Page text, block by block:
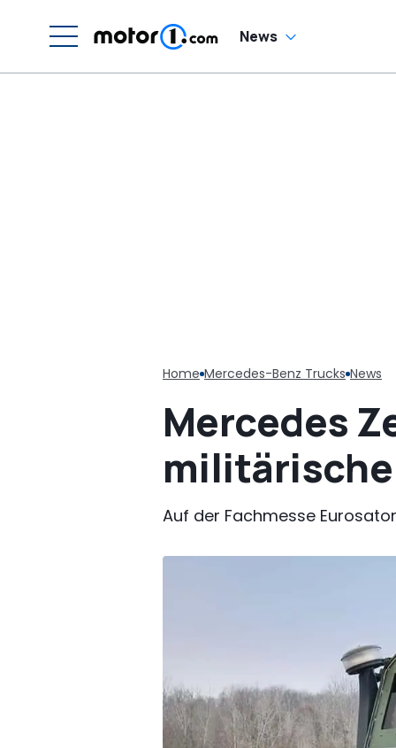
News
Home Mercedes-Benz Trucks News
Mercedes
militärische
Auf der Fachmesse